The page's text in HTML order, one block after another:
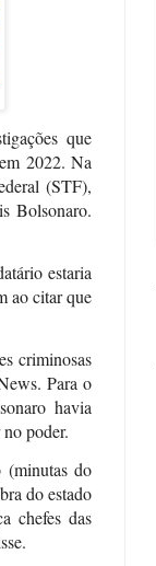
que
2022. Na
(STF),
Bolsonaro.
estaria
ao citar que
criminosas
Para o
havia
poder.
(minutas do
do estado
chefes das